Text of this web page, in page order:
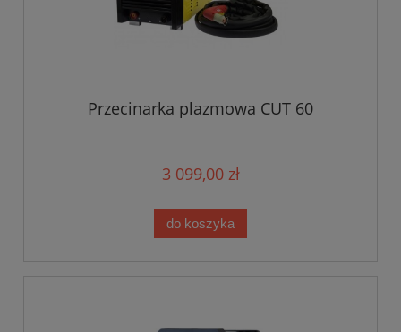
Przecinarka plazmowa CUT 60
3 099,00 zł
do koszyka